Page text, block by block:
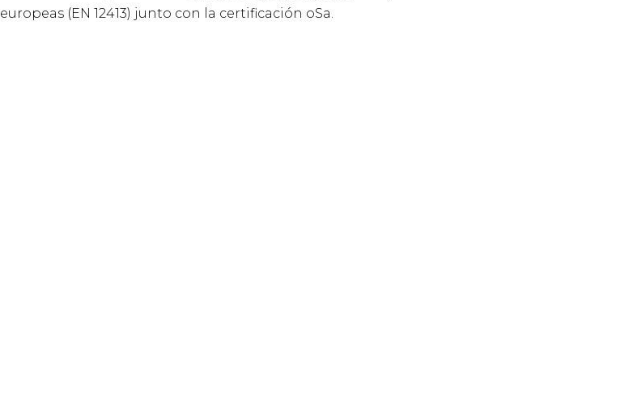
europeas (EN 12413) junto con la certificación oSa.